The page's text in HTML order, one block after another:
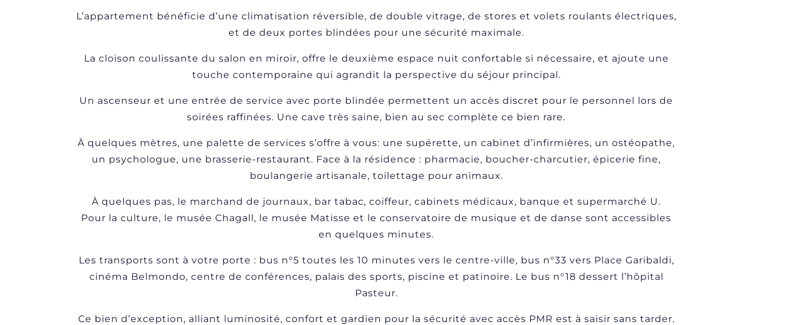
L’appartement bénéficie d’une climatisation réversible, de double vitrage, de stores et volets roulants électriques,
et de deux portes blindées pour une sécurité maximale.
La cloison coulissante du salon en miroir, offre le deuxième espace nuit confortable si nécessaire, et ajoute une
touche contemporaine qui agrandit la perspective du séjour principal.
Un ascenseur et une entrée de service avec porte blindée permettent un accès discret pour le personnel lors de
soirées raffinées. Une cave très saine, bien au sec complète ce bien rare.
À quelques mètres, une palette de services s’offre à vous: une supérette, un cabinet d’infirmières, un ostéopathe,
un psychologue, une brasserie-restaurant. Face à la résidence : pharmacie, boucher-charcutier, épicerie fine,
boulangerie artisanale, toilettage pour animaux.
À quelques pas, le marchand de journaux, bar tabac, coiffeur, cabinets médicaux, banque et supermarché U.
Pour la culture, le musée Chagall, le musée Matisse et le conservatoire de musique et de danse sont accessibles
en quelques minutes.
Les transports sont à votre porte : bus n°5 toutes les 10 minutes vers le centre-ville, bus n°33 vers Place Garibaldi,
cinéma Belmondo, centre de conférences, palais des sports, piscine et patinoire. Le bus n°18 dessert l’hôpital
Pasteur.
Ce bien d’exception, alliant luminosité, confort et gardien pour la sécurité avec accès PMR est à saisir sans tarder.